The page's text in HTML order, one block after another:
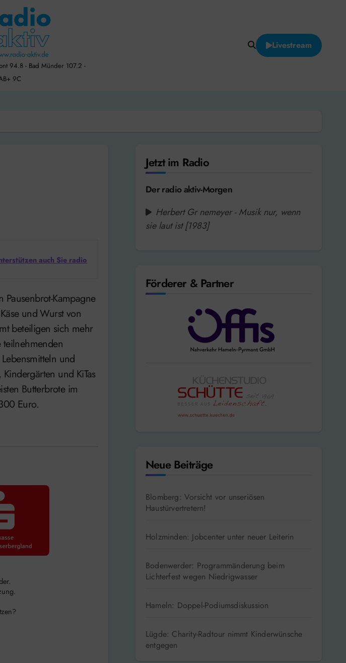
94.8 - Bad Münder 107.2 -
9C
Livestream
auch Sie radio
und Wurst von
beteiligen sich mehr
und
und KiTas
Butterbrote im
Euro.
Jetzt im Radio
Der radio aktiv-Morgen
Herbert Gr nemeyer - Musik nur, wenn
sie laut ist [1983]
Förderer & Partner
Neue Beiträge
Blomberg: Vorsicht vor unseriösen
Haustürvertretern!
Holzminden: Jobcenter unter neuer Leiterin
Bodenwerder: Programmänderung beim
Lichterfest wegen Niedrigwasser
Hameln: Doppel-Podiumsdiskussion
Lügde: Charity-Radtour nimmt Kinderwünsche
entgegen